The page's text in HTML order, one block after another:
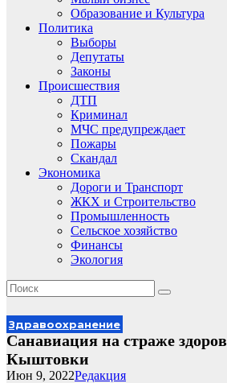
Образование и Культура
Политика
Выборы
Депутаты
Законы
Происшествия
ДТП
Криминал
МЧС предупреждает
Пожары
Скандал
Экономика
Дороги и Транспорт
ЖКХ и Строительство
Промышленность
Сельское хозяйство
Финансы
Экология
Здравоохранение
Санавиация на страже
Кыштовки
Редакция
Июн 9, 2022